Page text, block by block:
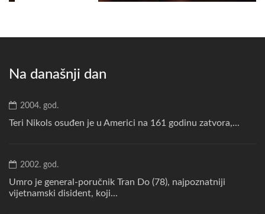
Na današnji dan
2004. god.
Teri Nikols osuđen je u Americi na 161 godinu zatvora,...
2002. god.
Umro je general-poručnik Tran Do (78), najpoznatniji
vijetnamski disident, koji...